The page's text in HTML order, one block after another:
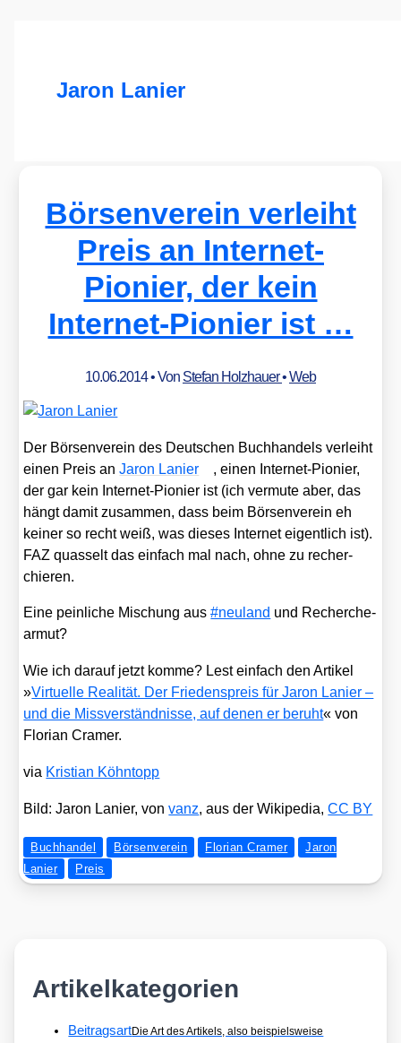
Jaron Lanier
Börsenverein verleiht
Preis an Internet-
Pionier, der kein
Internet-Pionier ist …
10.06.2014• Von Stefan Holzhauer•Web
Der Bör­sen­ver­ein des Deut­schen Buch­han­dels ver­leiht
einen Preis anJaron Lanier
, einen Inter­net-Pio­nier,
der gar kein Inter­net-Pio­nier ist (ich ver­mu­te aber, das
hängt damit zusam­men, dass beim Bör­sen­ver­ein eh
kei­ner so recht weiß, was die­ses Inter­net eigent­lich ist).
FAZ quas­selt das ein­fach mal nach, ohne zu recher­
chie­ren.
Eine pein­li­che Mischung aus#neu­land und Recher­che­
ar­mut?
Wie ich dar­auf jetzt kom­me? Lest ein­fach den Arti­kel
»Vir­tu­el­le Rea­li­tät. Der Frie­dens­preis für Jaron Lanier –
und die Miss­ver­ständ­nis­se, auf denen er beruht« von
Flo­ri­an Cra­mer.
via Kris­ti­an Köhn­topp
Bild: Jaron Lanier, vonvanz, aus der Wiki­pe­dia,CC BY
Buchhandel Börsenverein Florian Cramer
Jaron
Lanier
Preis
Artikelkategorien
BeitragsartDie Art des Artikels, also beispielsweise